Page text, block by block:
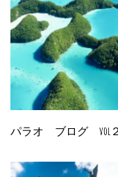
パラオ ブログ vol